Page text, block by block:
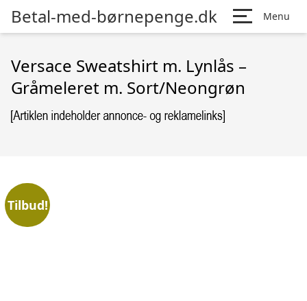
Betal-med-børnepenge.dk Menu
Versace Sweatshirt m. Lynlås –
Gråmeleret m. Sort/Neongrøn
Tilbud!